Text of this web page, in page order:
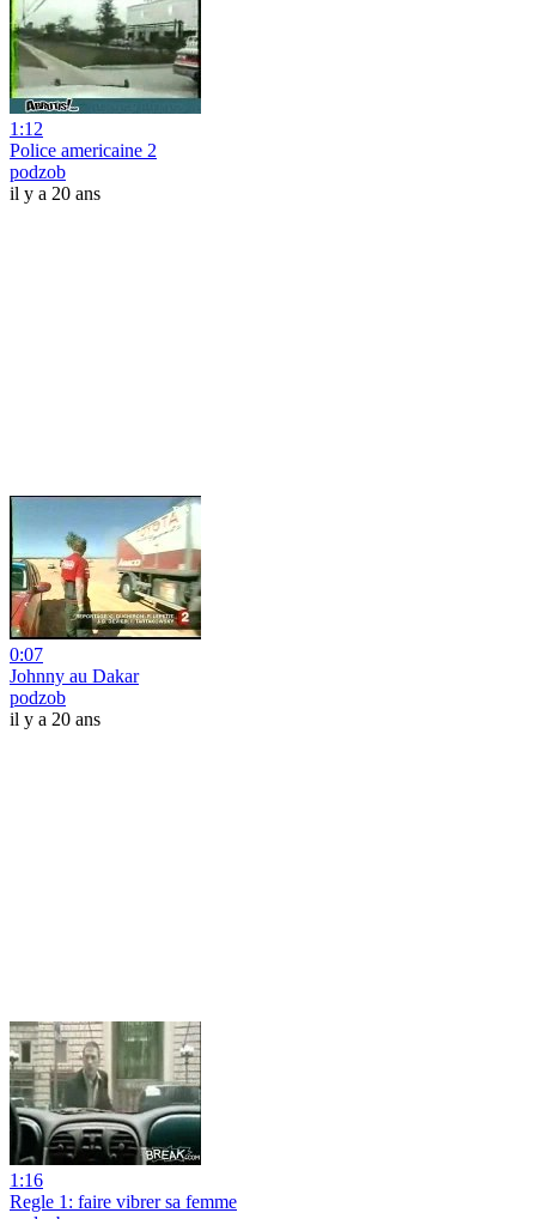
1:12
Police americaine 2
podzob
il y a 20 ans
0:07
Johnny au Dakar
podzob
il y a 20 ans
1:16
Regle 1: faire vibrer sa femme